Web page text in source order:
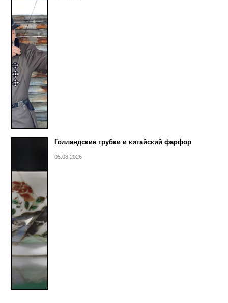
Голландские трубки и китайский фарфор
05.08.2026